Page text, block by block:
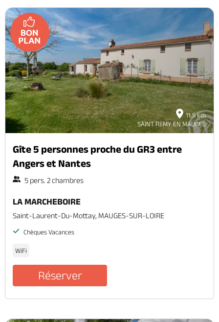
11.5 km
SAINT REMY EN MAUGES
Gîte 5 personnes proche du GR3 entre
Angers et Nantes
5 pers. 2 chambres
LA MARCHEBOIRE
Saint-Laurent-Du-Mottay, MAUGES-SUR-LOIRE
Chèques Vacances
WiFi
Réserver